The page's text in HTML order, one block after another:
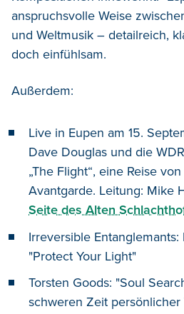
anspruchsvolle Weise
und Weltmusik – detailreich,
doch einfühlsam.
Außerdem:
Live in Eupen am 15.
Dave Douglas und die
„The Flight“, eine Reise
Avantgarde. Leitung: Mike
Seite des Alten
Irreversible
"Protect Your Light"
Torsten Goods: "Soul
schweren Zeit